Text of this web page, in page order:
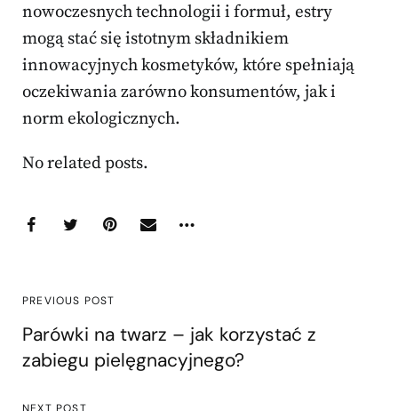
nowoczesnych technologii i formuł, estry
mogą stać się istotnym składnikiem
innowacyjnych kosmetyków, które spełniają
oczekiwania zarówno konsumentów, jak i
norm ekologicznych.
No related posts.
PREVIOUS POST
Parówki na twarz – jak korzystać z
zabiegu pielęgnacyjnego?